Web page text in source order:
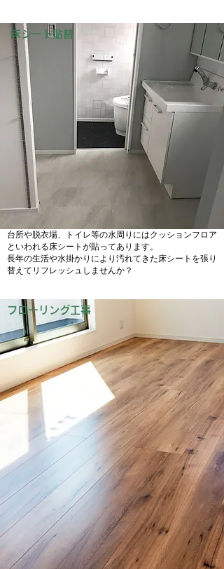
床シート貼替
フローリング工事
台所や脱衣場、トイレ等の水周りにはクッションフロア
といわれる床シートが貼ってあります。
長年の生活や水掛かりにより汚れてきた床シートを張り
替えてリフレッシュしませんか？